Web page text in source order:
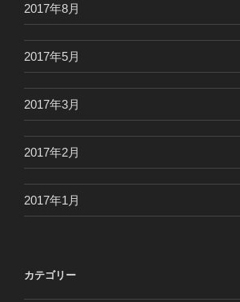
2017年8月
2017年5月
2017年3月
2017年2月
2017年1月
カテゴリー